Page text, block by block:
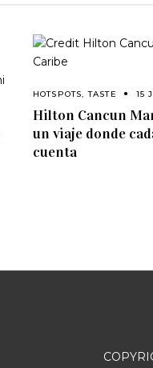
HOTSPOTS,TASTE 15
Hilton Cancun
un viaje donde
cuenta